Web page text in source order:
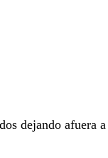
dejando afuera a